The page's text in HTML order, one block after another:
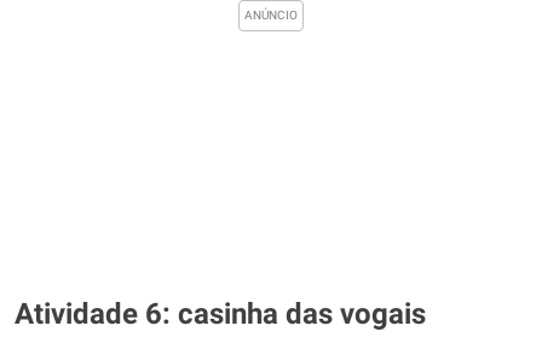
Atividade 6: casinha das vogais